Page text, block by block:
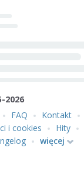
2026
FAQ Kontakt
i cookies
Hity
więcej